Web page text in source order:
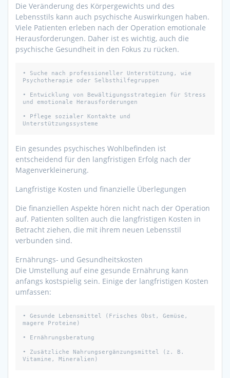
Die Veränderung des Körpergewichts und des
Lebensstils kann auch psychische Auswirkungen haben.
Viele Patienten erleben nach der Operation emotionale
Herausforderungen. Daher ist es wichtig, auch die
psychische Gesundheit in den Fokus zu rücken.
• Suche nach professioneller Unterstützung, wie
Psychotherapie oder Selbsthilfegruppen
• Entwicklung von Bewältigungsstrategien für Stress
und emotionale Herausforderungen
• Pflege sozialer Kontakte und
Unterstützungssysteme
Ein gesundes psychisches Wohlbefinden ist
entscheidend für den langfristigen Erfolg nach der
Magenverkleinerung.
Langfristige Kosten und finanzielle Überlegungen
Die finanziellen Aspekte hören nicht nach der Operation
auf. Patienten sollten auch die langfristigen Kosten in
Betracht ziehen, die mit ihrem neuen Lebensstil
verbunden sind.
Ernährungs- und Gesundheitskosten
Die Umstellung auf eine gesunde Ernährung kann
anfangs kostspielig sein. Einige der langfristigen Kosten
umfassen:
• Gesunde Lebensmittel (Frisches Obst, Gemüse,
magere Proteine)
• Ernährungsberatung
• Zusätzliche Nahrungsergänzungsmittel (z. B.
Vitamine, Mineralien)